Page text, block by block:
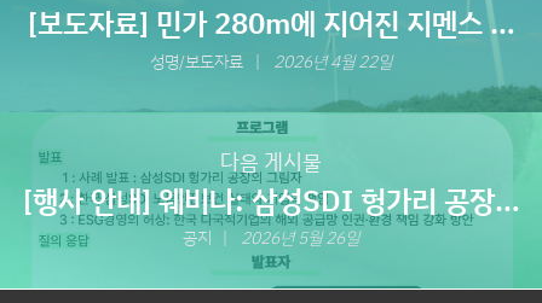
[보도자료] 민가 280m에 지어진 지멘스 풍
력발전기…국내 인권·환경 단체 독일 공급망
실사법 진정 제출
성명/보도자료 2026년 4월 22일
다음 게시물
[행사 안내] 웨비나: 삼성SDI 헝가리 공장의
진실
공지 2026년 5월 26일